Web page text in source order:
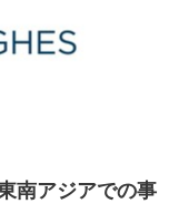
南アジアでの事